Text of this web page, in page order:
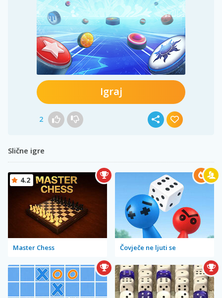
Igraj
2
Slične igre
Master Chess
4.2
Čovječe ne ljuti se